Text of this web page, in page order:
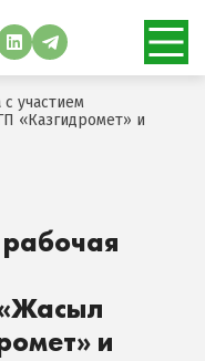
участием
«Казгидромет» и
рабочая
и